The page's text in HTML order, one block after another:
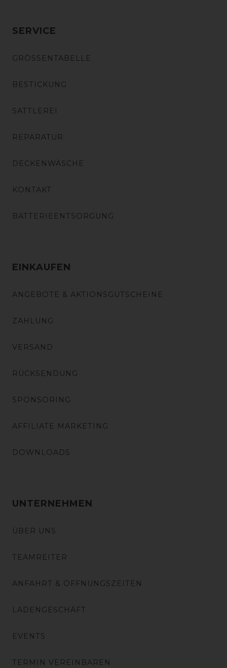
SERVICE
GRÖSSENTABELLE
BESTICKUNG
SATTLEREI
REPARATUR
DECKENWÄSCHE
KONTAKT
BATTERIEENTSORGUNG
EINKAUFEN
ANGEBOTE & AKTIONSGUTSCHEINE
ZAHLUNG
VERSAND
RÜCKSENDUNG
SPONSORING
AFFILIATE MARKETING
DOWNLOADS
UNTERNEHMEN
ÜBER UNS
TEAMREITER
ANFAHRT & ÖFFNUNGSZEITEN
LADENGESCHÄFT
EVENTS
TERMIN VEREINBAREN